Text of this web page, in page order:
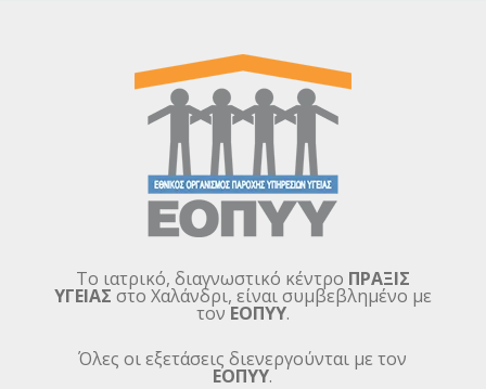
Το ιατρικό, διαγνωστικό κέντρο ΠΡΑΞΙΣ
ΥΓΕΙΑΣ στο Χαλάνδρι, είναι συμβεβλημένο με
τονΕΟΠΥΥ.
Όλες οι εξετάσεις διενεργούνται με τον
ΕΟΠΥΥ.